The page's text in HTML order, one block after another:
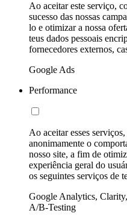
Ao aceitar este serviço,
sucesso das nossas
lo e otimizar a nossa
teus dados pessoais
fornecedores externos,
Google Ads
Performance
Ao aceitar esses
anonimamente o
nosso site, a fim de
experiência geral do
os seguintes serviços de
Google Analytics,
A/B-Testing